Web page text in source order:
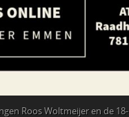
Roos Woltmeijer en de